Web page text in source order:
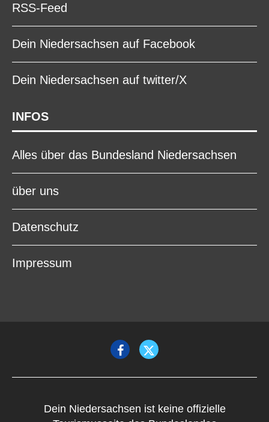
RSS-Feed
Dein Niedersachsen auf Facebook
Dein Niedersachsen auf twitter/X
INFOS
Alles über das Bundesland Niedersachsen
über uns
Datenschutz
Impressum
Dein Niedersachsen ist keine offizielle